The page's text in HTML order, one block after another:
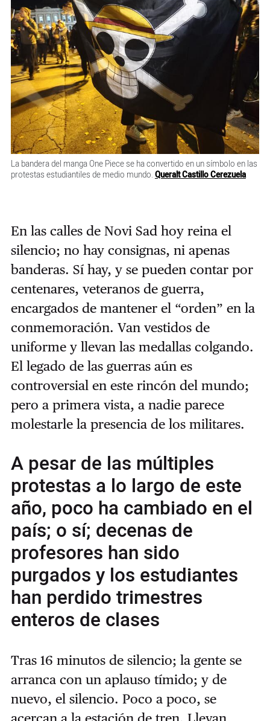
La bandera del manga One Piece se ha convertido en un símbolo en las
protestas estudiantiles de medio mundo. Queralt Castillo Cerezuela
En las calles de Novi Sad hoy reina el
silencio; no hay consignas, ni apenas
banderas. Sí hay, y se pueden contar por
centenares, veteranos de guerra,
encargados de mantener el “orden” en la
conmemoración. Van vestidos de
uniforme y llevan las medallas colgando.
El legado de las guerras aún es
controversial en este rincón del mundo;
pero a primera vista, a nadie parece
molestarle la presencia de los militares.
A pesar de las múltiples
protestas a lo largo de este
año, poco ha cambiado en el
país; o sí; decenas de
profesores han sido
purgados y los estudiantes
han perdido trimestres
enteros de clases
Tras 16 minutos de silencio; la gente se
arranca con un aplauso tímido; y de
nuevo, el silencio. Poco a poco, se